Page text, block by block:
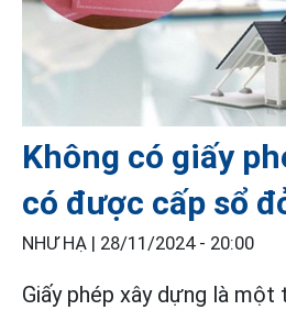
Không có giấy
có được cấp sổ
NHƯ HẠ | 28/11/2024 - 20:00
Giấy phép xây dựng là một